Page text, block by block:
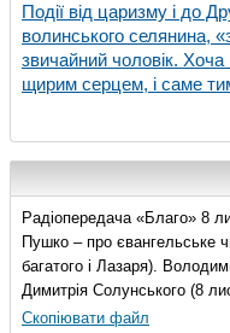
Події від царизму і до
волинського селянина,
звичайний чоловік. Хоча
щирим серцем, і саме
Радіопередача «Благо» 8
Пушко – про євангельське
багатого і Лазаря).
Димитрія Солунського (8
Скопіювати файл